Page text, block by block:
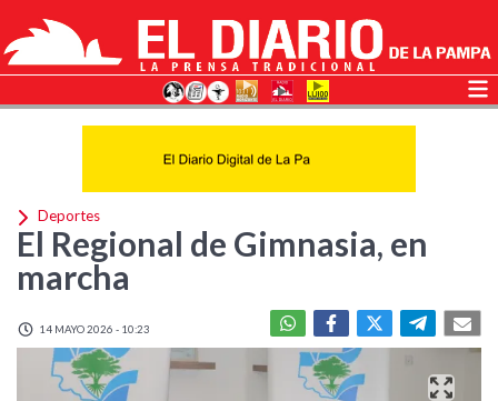
Deportes
El Regional de Gimnasia, en
marcha
14 MAYO 2026 - 10:23